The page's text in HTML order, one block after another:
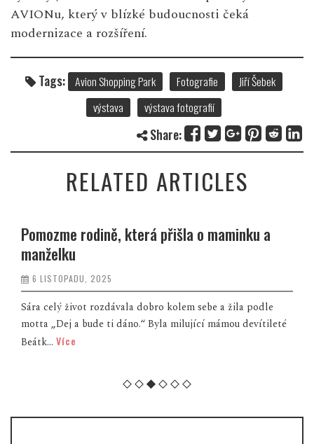
AVIONu, který v blízké budoucnosti čeká
modernizace a rozšíření.
Tags: Avion Shopping Park Fotografie
Jiří Šebek
výstava
výstava fotografií
Share:
RELATED ARTICLES
Pomozme rodině, která přišla o maminku a
manželku
6 LISTOPADU, 2025
Sára celý život rozdávala dobro kolem sebe a žila podle
motta „Dej a bude ti dáno.“ Byla milující mámou devítileté
Beátk... Více